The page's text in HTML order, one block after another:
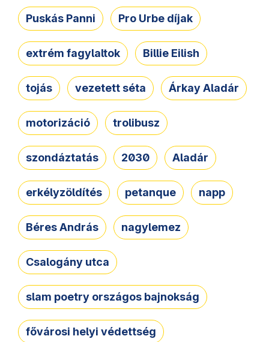
Puskás Panni Pro Urbe díjak
extrém fagylaltok Billie Eilish
tojás vezetett séta Árkay Aladár
motorizáció trolibusz
szondáztatás 2030 Aladár
erkélyzöldítés petanque napp
Béres András nagylemez
Csalogány utca
slam poetry országos bajnokság
fővárosi helyi védettség